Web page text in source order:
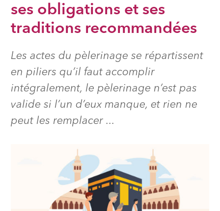
ses obligations et ses
traditions recommandées
Les actes du pèlerinage se répartissent
en piliers qu’il faut accomplir
intégralement, le pèlerinage n’est pas
valide si l’un d’eux manque, et rien ne
peut les remplacer ...